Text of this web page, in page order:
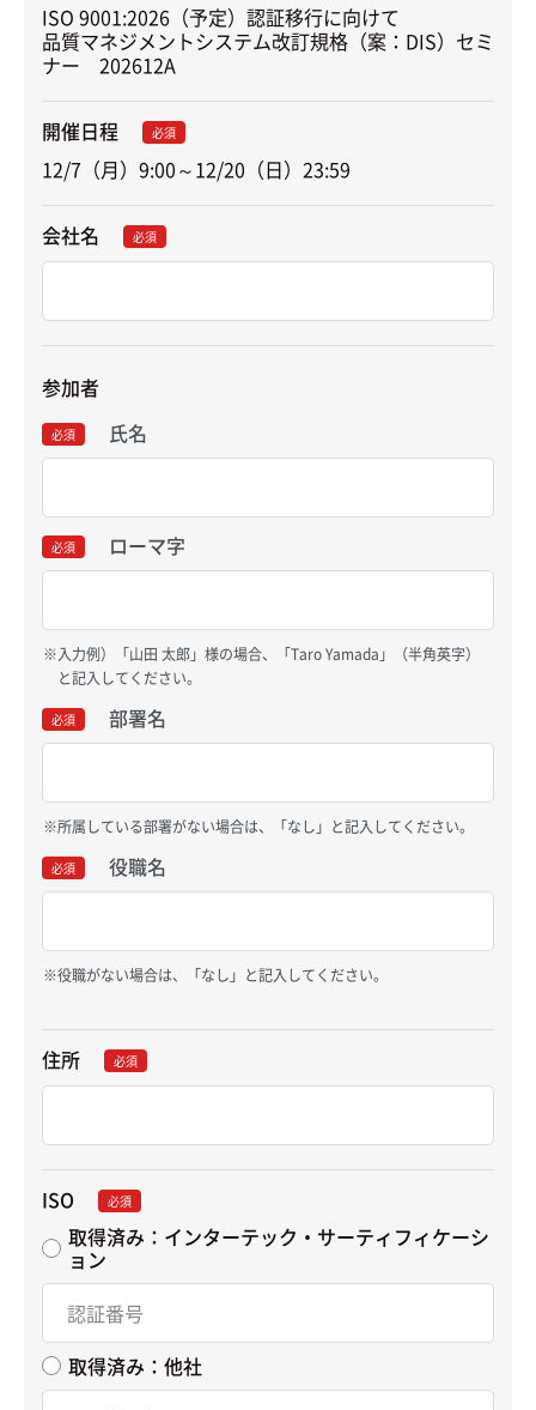
ISO 9001:2026（予定）認証移行に向けて
品質マネジメントシステム改訂規格（案：DIS）セミ
ナー　202612A
開催日程 必須
12/7（月）9:00～12/20（日）23:59
会社名 必須
参加者
必須 氏名
必須 ローマ字
入力例）「山田 太郎」様の場合、「Taro Yamada」（半角英字）
と記入してください。
必須 部署名
所属している部署がない場合は、「なし」と記入してください。
必須 役職名
役職がない場合は、「なし」と記入してください。
住所 必須
ISO 必須
取得済み：インターテック・サーティフィケーシ
ョン
取得済み：他社